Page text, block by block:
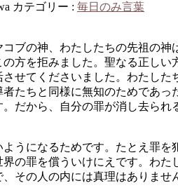
カテゴリー : 毎日のみ言葉
ブの神、わたしたちの先祖の
方を拒みました。聖なる正し
せてくださいました。わたした
たちと同様に無知のためであ
だから、自分の罪が消し去られ
うになるためです。たとえ罪
の罪を償ういけにえです。わ
その人の内には真理はありま